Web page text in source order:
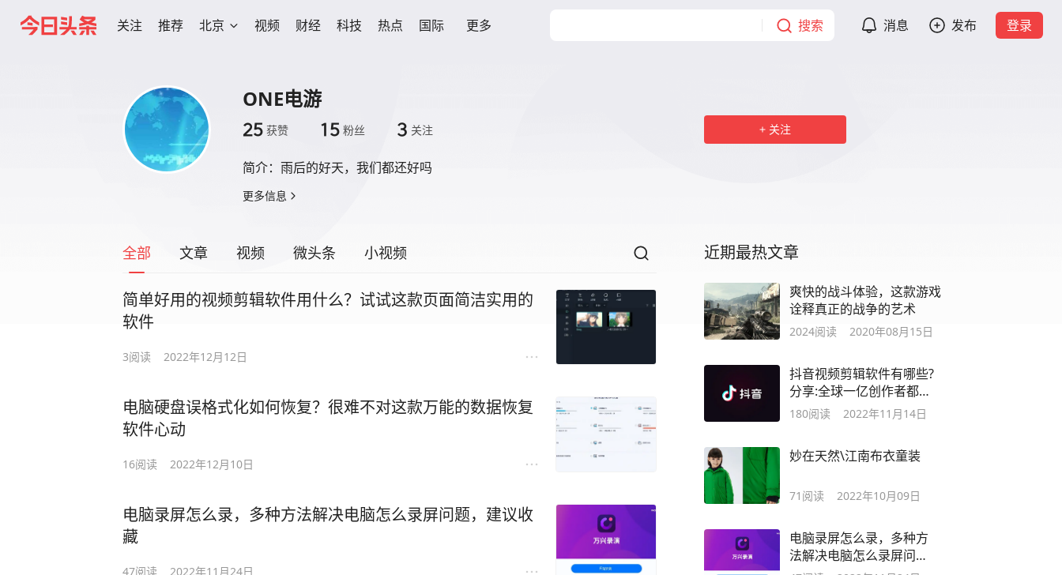
关注 推荐 北京 视频 财经 科技 热点 国际 更多 搜索 消息 发布 登录
ONE电游
25 获赞 15 粉丝 3 关注
简介： 雨后的好天，我们都还好吗
更多信息
关注
全部 文章 视频 微头条 小视频
简单好用的视频剪辑软件用什么？试试这款页面简洁实用的
软件
3阅读 2022年12月12日
电脑硬盘误格式化如何恢复？很难不对这款万能的数据恢复
软件心动
16阅读 2022年12月10日
电脑录屏怎么录，多种方法解决电脑怎么录屏问题，建议收
藏
47阅读 2022年11月24日
近期最热文章
爽快的战斗体验，这款游戏
诠释真正的战争的艺术
2024阅读 2020年08月15日
抖音视频剪辑软件有哪些?
分享:全球一亿创作者都用
的国产剪辑神器
180阅读 2022年11月14日
妙在天然\江南布衣童装
71 阅读 2022年10月09日
电脑录屏怎么录，多种方
法解决电脑怎么录屏问